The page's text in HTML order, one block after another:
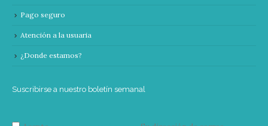
Pago seguro
Atención a la usuaria
¿Donde estamos?
Suscribirse a nuestro boletín semanal